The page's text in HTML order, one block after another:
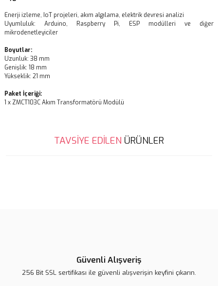
Enerji izleme, IoT projeleri, akım algılama, elektrik devresi analizi
Uyumluluk: Arduino, Raspberry Pi, ESP modülleri ve diğer
mikrodenetleyiciler
Boyutlar:
Uzunluk: 38 mm
Genişlik: 18 mm
Yükseklik: 21 mm
Paket İçeriği:
1 x ZMCT103C Akım Transformatörü Modülü
Bu ürünün fiyat bilgisi, resim, ürün açıklamalarında ve diğer
konularda yetersiz gördüğünüz noktaları öneri formunu kullanarak
TAVSİYE EDİLEN ÜRÜNLER
Güvenli Alışveriş
256 Bit SSL sertifikası ile güvenli alışverişin keyfini çıkarın.